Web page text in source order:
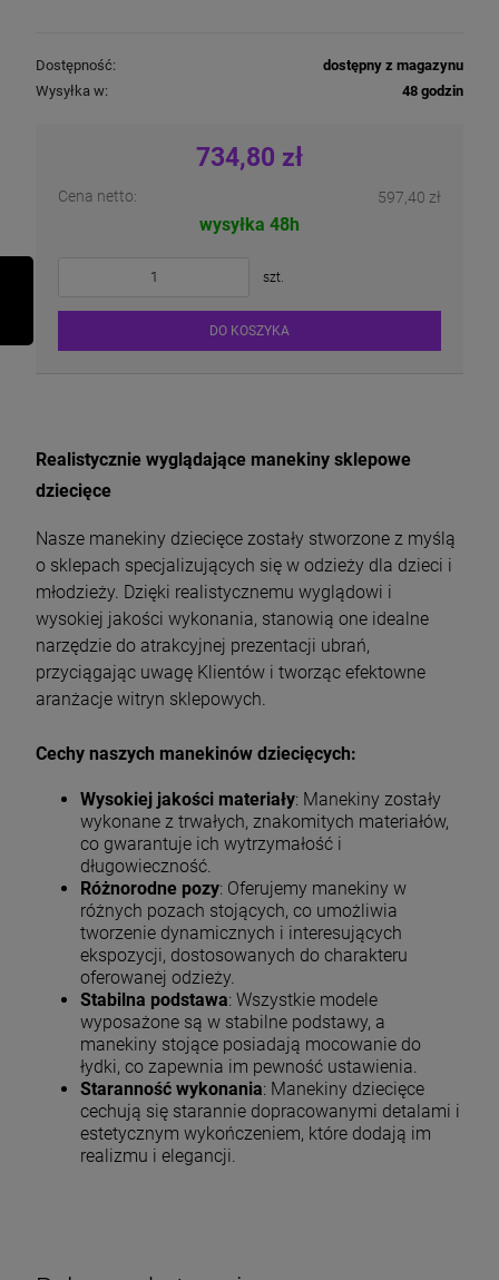
Dostępność:
dostępny z magazynu
Wysyłka w:
48 godzin
734,80 zł
Cena netto: 597,40 zł
wysyłka 48h
szt.
DO KOSZYKA
Realistycznie wyglądające manekiny sklepowe
dziecięce
Nasze manekiny dziecięce zostały stworzone z myślą
o sklepach specjalizujących się w odzieży dla dzieci i
młodzieży. Dzięki realistycznemu wyglądowi i
wysokiej jakości wykonania, stanowią one idealne
narzędzie do atrakcyjnej prezentacji ubrań,
przyciągając uwagę Klientów i tworząc efektowne
aranżacje witryn sklepowych.
Cechy naszych manekinów dziecięcych:
Wysokiej jakości materiały: Manekiny zostały
wykonane z trwałych, znakomitych materiałów,
co gwarantuje ich wytrzymałość i
długowieczność.
Różnorodne pozy: Oferujemy manekiny w
różnych pozach stojących, co umożliwia
tworzenie dynamicznych i interesujących
ekspozycji, dostosowanych do charakteru
oferowanej odzieży.
Stabilna podstawa: Wszystkie modele
wyposażone są w stabilne podstawy, a
manekiny stojące posiadają mocowanie do
łydki, co zapewnia im pewność ustawienia.
Staranność wykonania: Manekiny dziecięce
cechują się starannie dopracowanymi detalami i
estetycznym wykończeniem, które dodają im
realizmu i elegancji.